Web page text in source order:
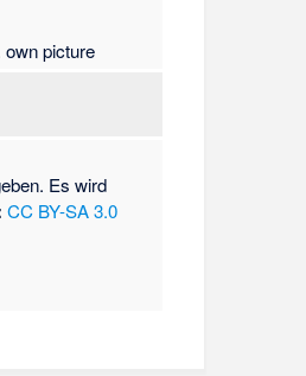
picture
Es wird
CC BY-SA 3.0